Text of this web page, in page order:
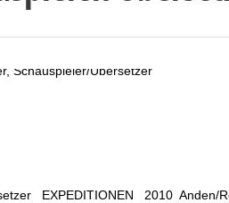
EXPEDITIONEN 2010 Anden/